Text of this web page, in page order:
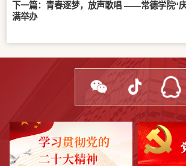
下一篇：青春逐梦，放声歌唱 ——常德学院“
满举办